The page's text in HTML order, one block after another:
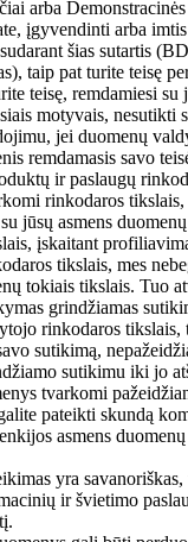
arba
įgyvendinti arba
šias sutartis
taip pat turite teisę
teisę, remdamiesi su
motyvais, nesutikti
jei duomenų
remdamasis savo
ir paslaugų
rinkodaros
jūsų asmens
įskaitant
tikslais, mes
tokiais tikslais. Tuo
grindžiamas
rinkodaros tikslais,
sutikimą,
sutikimu iki jo
tvarkomi
pateikti skundą
asmens
yra
ir švietimo